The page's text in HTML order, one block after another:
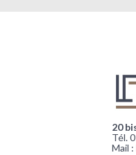
20
Tél.
Mail